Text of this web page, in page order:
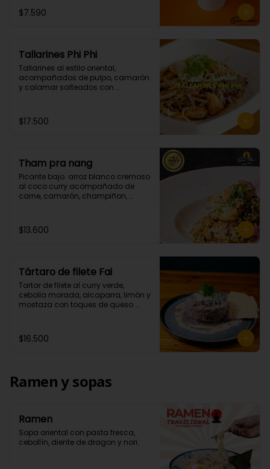
$7.590
Tallarines Phi Phi
Tallarines al estilo oriental,
acompañados de pulpo, camarón
y calamar salteados con
$17.500
Tham pra nang
Picante bajo. arroz blanco cremoso
al coco curry acompañado de
carne, camarón, champiñon,
$13.600
Tártaro de filete Fai
Tartar de filete al curry verde,
cebolla morada, alcaparra, limón y
mostaza con toques de queso
$16.500
Ramen y sopas
Ramen
Sopa oriental con pasta fresca,
cebollín, diente de dragon y nori.